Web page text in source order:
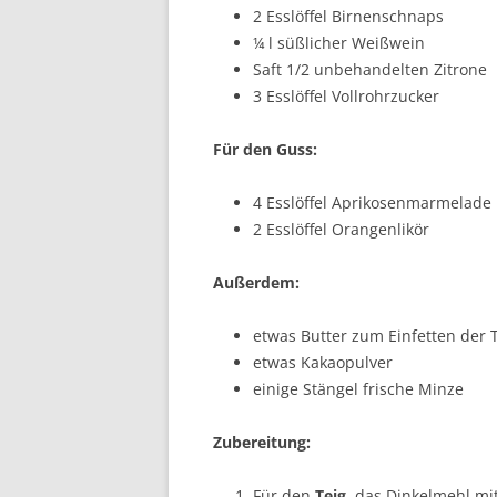
2 Esslöffel Birnenschnaps
¼ l süßlicher Weißwein
Saft 1/2 unbehandelten Zitrone
3 Esslöffel Vollrohrzucker
Für den Guss:
4 Esslöffel Aprikosenmarmelade
2 Esslöffel Orangenlikör
Außerdem:
etwas Butter zum Einfetten der
etwas Kakaopulver
einige Stängel frische Minze
Zubereitung: